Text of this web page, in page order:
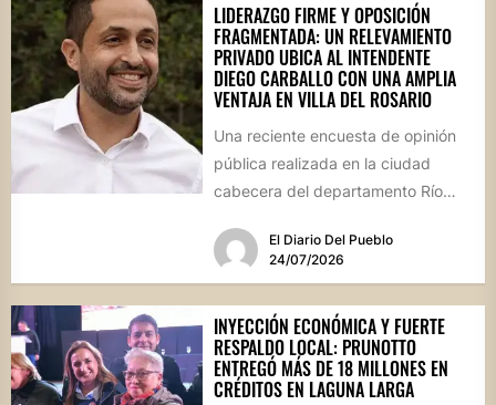
LIDERAZGO FIRME Y OPOSICIÓN
FRAGMENTADA: UN RELEVAMIENTO
PRIVADO UBICA AL INTENDENTE
DIEGO CARBALLO CON UNA AMPLIA
VENTAJA EN VILLA DEL ROSARIO
Una reciente encuesta de opinión
pública realizada en la ciudad
cabecera del departamento Río
mandatario...El Diario Del Pueblo
24/07/2026
INYECCIÓN ECONÓMICA Y FUERTE
RESPALDO LOCAL: PRUNOTTO
ENTREGÓ MÁS DE 18 MILLONES EN
CRÉDITOS EN LAGUNA LARGA